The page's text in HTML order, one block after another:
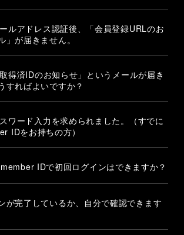
ルアドレス認証後、「会員登録URLのお
」が届きません。
得済IDのお知らせ」というメールが届き
すればよいですか？
ワード入力を求められました。（すでに
IDをお持ちの方）
IDで初回ログインはできますか？
が完了しているか、自分で確認できます